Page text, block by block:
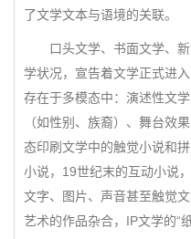
了文学文本与语境的关联。
口头文学、书面文学、新
学状况，宣告着文学正式进
存在于多模态中：演述性文
（如性别、族裔）、舞台效
态印刷文学中的触觉小说和
小说，19世纪末的互动小说
文字、图片、声音甚至触觉
艺术的作品杂合，IP文学的“